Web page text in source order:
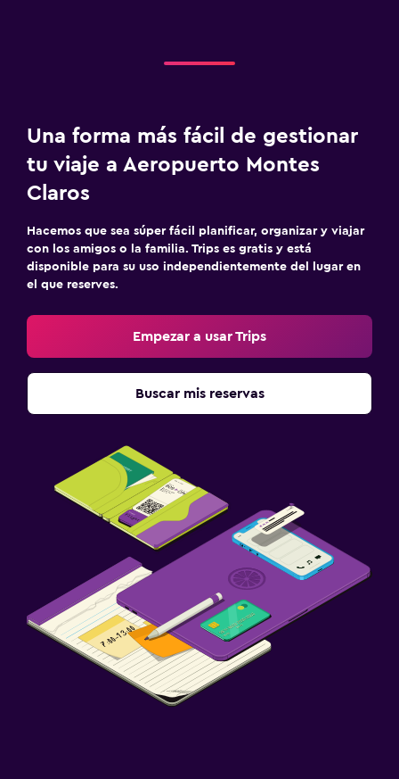
Una forma más fácil de gestionar
tu viaje a Aeropuerto Montes
Claros
Hacemos que sea súper fácil planificar, organizar y viajar
con los amigos o la familia. Trips es gratis y está
disponible para su uso independientemente del lugar en
el que reserves.
Empezar a usar Trips
Buscar mis reservas